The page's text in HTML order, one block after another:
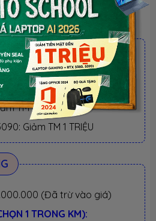
TRONG NĂM
Xem chi tiết
- Laptop văn phòng. Giảm TM 300K
TM 500K
Giảm TM 1 TRIỆU
(Đã trừ vào giá)
1 TRONG KM):